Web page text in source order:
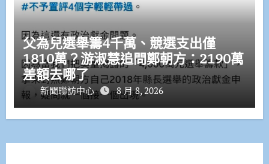
父為兒選舉籌4千萬、競選支出僅
1810萬？游淑慧追問鄭朝方：2190萬
差額去哪了
新聞聯訪中心 8 月 8, 2026